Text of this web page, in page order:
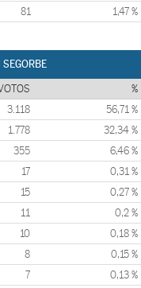
81 1,47 %
%
3.118 56,71 %
1.778 32,34 %
355 6,46 %
17 0,31 %
15 0,27 %
11 0,2 %
10 0,18 %
8 0,15 %
7 0,13 %